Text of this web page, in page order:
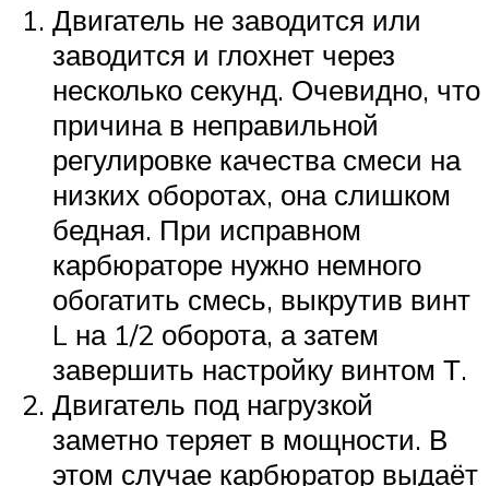
Двигатель не заводится или
заводится и глохнет через
несколько секунд. Очевидно, что
причина в неправильной
регулировке качества смеси на
низких оборотах, она слишком
бедная. При исправном
карбюраторе нужно немного
обогатить смесь, выкрутив винт
L на 1/2 оборота, а затем
завершить настройку винтом Т.
Двигатель под нагрузкой
заметно теряет в мощности. В
этом случае карбюратор выдаёт